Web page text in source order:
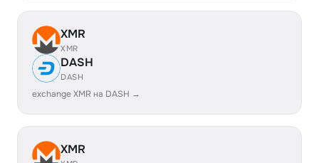
XMR
XMR
DASH
DASH
exchange XMR на DASH →
XMR